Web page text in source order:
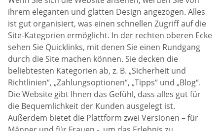
ihrem eleganten und glatten Design angezogen. Alles
ist gut organisiert, was einen schnellen Zugriff auf die
Site-Kategorien ermöglicht. In der rechten oberen Ecke
sehen Sie Quicklinks, mit denen Sie einen Rundgang
durch die Site machen können. Sie decken die
beliebtesten Kategorien ab, z. B. „Sicherheit und
Richtlinien“, „Zahlungsoptionen“, „Tipps“ und „Blog“.
Die Website gibt Ihnen das Gefühl, dass alles gut für
die Bequemlichkeit der Kunden ausgelegt ist.
Außerdem bietet die Plattform zwei Versionen – für